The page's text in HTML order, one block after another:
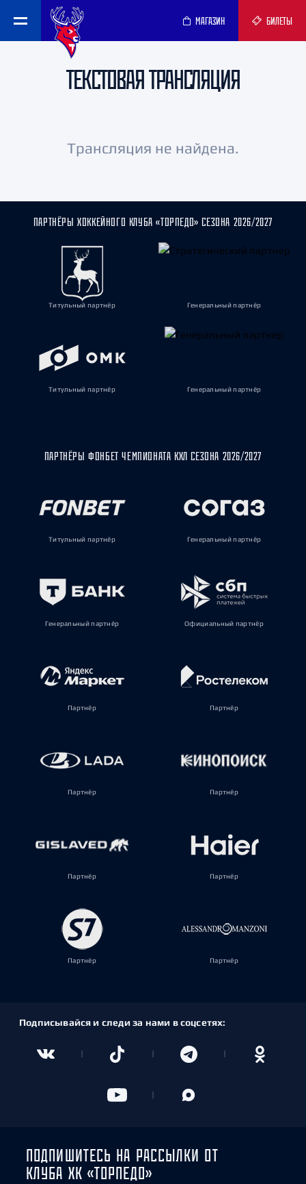
МАГАЗИН БИЛЕТЫ
ТЕКСТОВАЯ ТРАНСЛЯЦИЯ
Трансляция не найдена.
ПАРТНЁРЫ ХОККЕЙНОГО КЛУБА «ТОРПЕДО» СЕЗОНА 2026/2027
Титульный партнёр Генеральный партнёр
Титульный партнёр Генеральный партнёр
ПАРТНЁРЫ ФОНБЕТ ЧЕМПИОНАТА КХЛ СЕЗОНА 2026/2027
Титульный партнёр Генеральный партнёр
Генеральный партнёр Официальный партнёр
Партнёр Партнёр
Партнёр Партнёр
Партнёр Партнёр
Партнёр Партнёр
Подписывайся и следи за нами в соцсетях:
ПОДПИШИТЕСЬ НА РАССЫЛКИ ОТ
КЛУБА ХК «ТОРПЕДО»